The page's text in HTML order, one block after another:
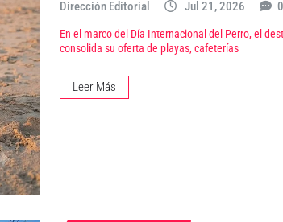
Dirección Editorial Jul 21, 2026 0
En el marco del Día Internacional del Perro, el
consolida su oferta de playas, cafeterías
Leer Más